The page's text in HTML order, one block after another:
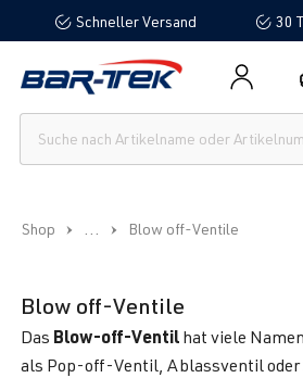
springenSchneller Versand 30
Shop ... Blow off-Ventile
Blow off-Ventile
Das Blow-off-Ventil hat viele
als Pop-off-Ventil, Ablassventil